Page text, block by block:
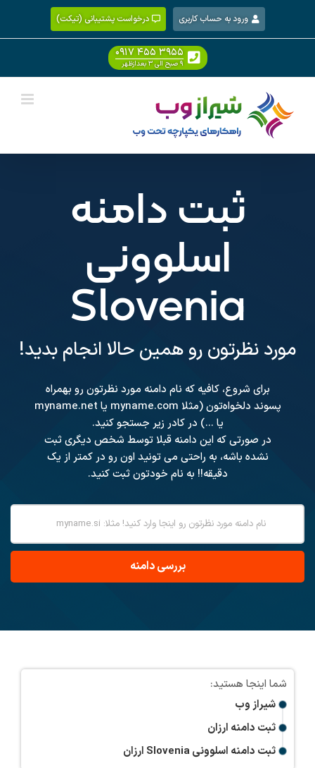
content
ورود به حساب کاربری درخواست پشتیبانی (تیکت)
۰۹۱۷ ۴۵۵ ۳۹۵۵
۹ صبح الی ۳ بعدازظهر
ثبت دامنه
اسلوونی
Slovenia
مورد نظرتون رو همین حالا انجام بدید!
برای شروع، کافیه که نام دامنه مورد نظرتون رو بهمراه
پسوند دلخواه‌تون (مثلا myname.com یا myname.net
یا ...) در کادر زیر جستجو کنید.
در صورتی که این دامنه قبلا توسط شخص دیگری ثبت
نشده باشه، به راحتی می تونید اون رو در کمتر از یک
دقیقه!! به نام خودتون ثبت کنید.
شیراز وب
ثبت دامنه ارزان
ثبت دامنه اسلوونی Slovenia ارزان